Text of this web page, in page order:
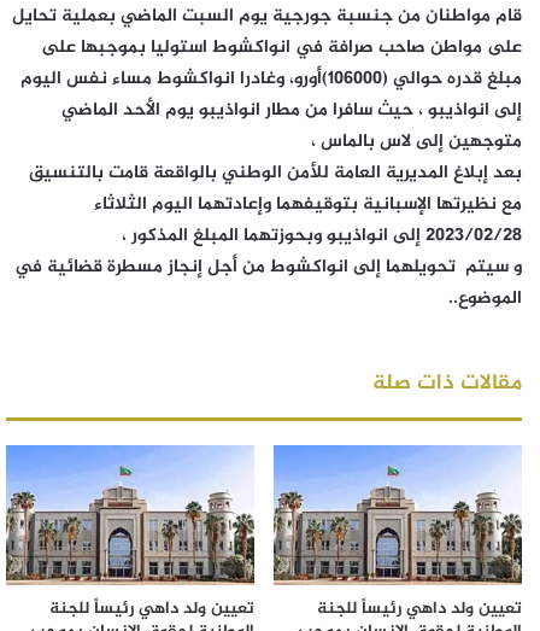
قام مواطنان من جنسبة جورجية يوم السبت الماضي بعملية تحايل
على مواطن صاحب صرافة في انواكشوط استوليا بموجبها على
مبلغ قدره حوالي (106000)أورو، وغادرا انواكشوط مساء نفس اليوم
إلى انواذيبو ، حيث سافرا من مطار انواذيبو يوم الأحد الماضي
متوجهين إلى لاس بالماس ،
بعد إبلاغ المديرية العامة للأمن الوطني بالواقعة قامت بالتنسيق
مع نظيرتها الإسبانية بتوقيفهما وإعادتهما اليوم الثلاثاء
2023/02/28 إلى انواذيبو وبحوزتهما المبلغ المذكور ،
و سيتم تحويلهما إلى انواكشوط من أجل إنجاز مسطرة قضائية في
الموضوع..
مقالات ذات صلة
تعيين ولد داهي رئيساً للجنة
تعيين ولد داهي رئيساً للجنة